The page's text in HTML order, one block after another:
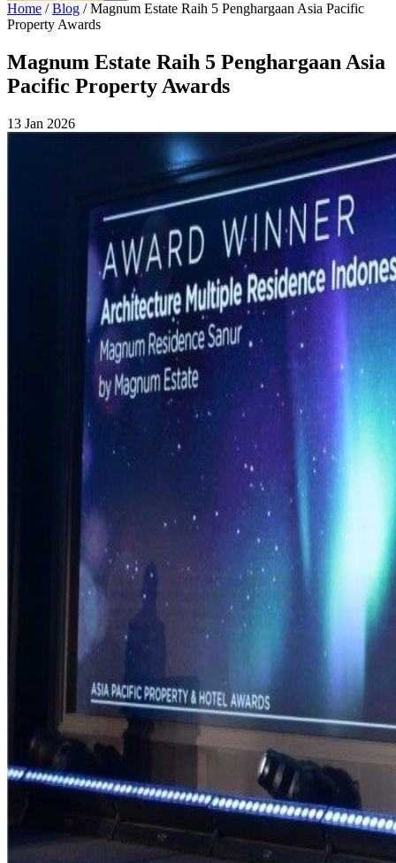
Home /Blog /Magnum Estate Raih 5 Penghargaan Asia Pacific
Property Awards
Magnum Estate Raih 5 Penghargaan Asia
Pacific Property Awards
13 Jan 2026